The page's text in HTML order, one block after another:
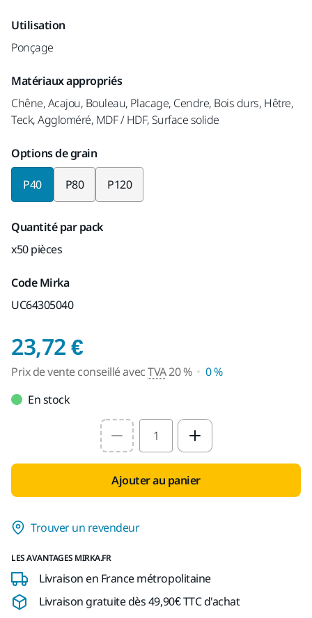
Utilisation
Ponçage
Matériaux appropriés
Chêne, Acajou, Bouleau, Placage, Cendre, Bois durs, Hêtre,
Teck, Aggloméré, MDF / HDF, Surface solide
Options de grain
P40 P80 P120
Quantité par pack
x50 pièces
Code Mirka
UC64305040
23,72 €Prix de vente
Prix de vente conseillé avecTVA20 %
0 %
En stock
Select quantity value
Ajouter au panier
Trouver un revendeur
LES AVANTAGES MIRKA.FR
Livraison en France métropolitaine
Livraison gratuite dès 49,90€ TTC d'achat